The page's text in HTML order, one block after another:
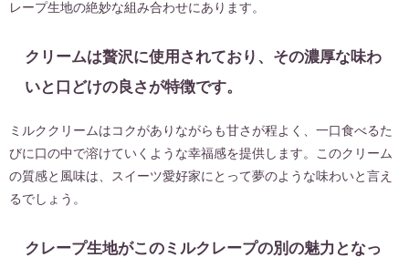
レープ生地の絶妙な組み合わせにあります。
クリームは贅沢に使用されており、その濃厚な味わ
いと口どけの良さが特徴です。
ミルククリームはコクがありながらも甘さが程よく、一口食べるた
びに口の中で溶けていくような幸福感を提供します。このクリーム
の質感と風味は、スイーツ愛好家にとって夢のような味わいと言え
るでしょう。
クレープ生地がこのミルクレープの別の魅力となっ